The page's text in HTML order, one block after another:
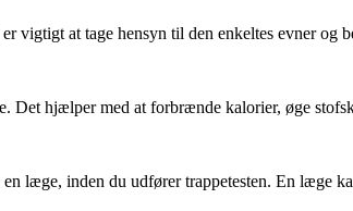
vigtigt at tage hensyn til den enkeltes evner og
Det hjælper med at forbrænde kalorier, øge
læge, inden du udfører trappetesten. En læge